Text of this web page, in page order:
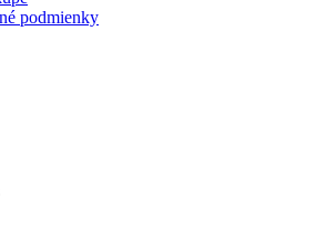
podmienky